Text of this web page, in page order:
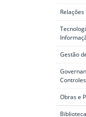
Gestão
Controles
Obras e
Biblioteca